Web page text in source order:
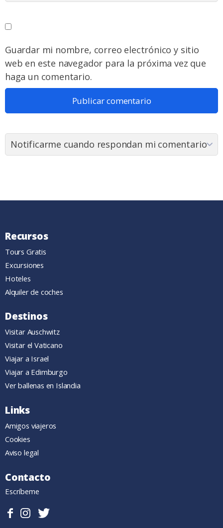
Guardar mi nombre, correo electrónico y sitio
web en este navegador para la próxima vez que
haga un comentario.
Recursos
Tours Gratis
Excursiones
Hoteles
Alquiler de coches
Destinos
Visitar Auschwitz
Visitar el Vaticano
Viajar a Israel
Viajar a Edimburgo
Ver ballenas en Islandia
Links
Amigos viajeros
Cookies
Aviso legal
Contacto
Escríbeme
Sigueme
FollowFollow